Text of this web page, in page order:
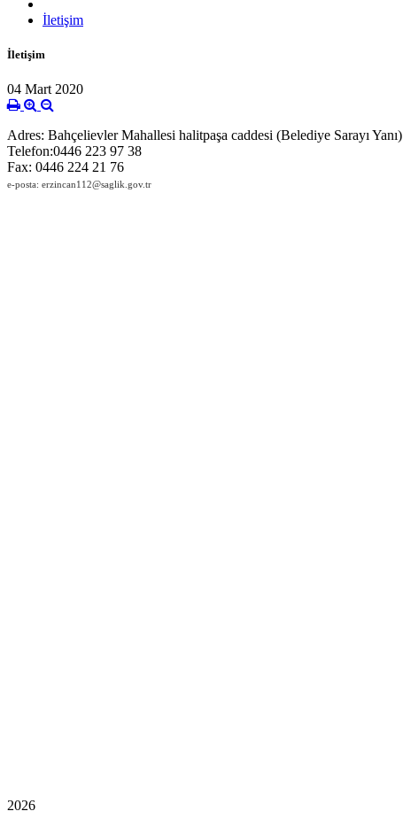
İletişim
İletişim
04 Mart 2020
Adres: Bahçelievler Mahallesi halitpaşa caddesi (Belediye Sarayı Yanı)
Telefon:0446 223 97 38
Fax: 0446 224 21 76
e-posta: erzincan112@saglik.gov.tr
2026